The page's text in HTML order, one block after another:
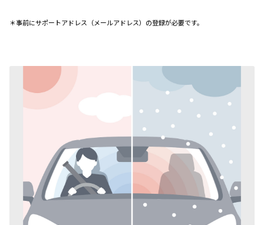
＊事前にサポートアドレス（メールアドレス）の登録が必要です。